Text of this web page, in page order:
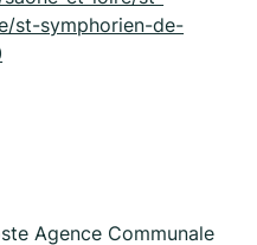
st-symphorien-de-
Agence Communale